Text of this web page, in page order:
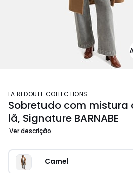
LA REDOUTE COLLECTIONS
Sobretudo com mistura
lã, Signature BARNABE
Ver descrição
Camel